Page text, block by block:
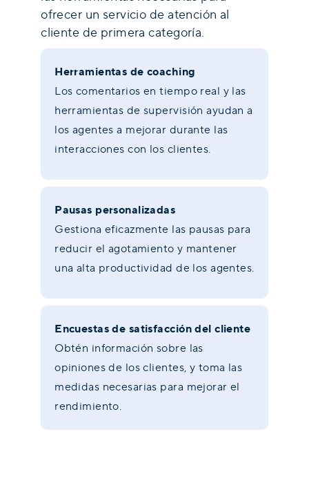
ofrecer un servicio de atención al
cliente de primera categoría.
Herramientas de coaching
Los comentarios en tiempo real y las
herramientas de supervisión ayudan a
los agentes a mejorar durante las
interacciones con los clientes.
Pausas personalizadas
Gestiona eficazmente las pausas para
reducir el agotamiento y mantener
una alta productividad de los agentes.
Encuestas de satisfacción del cliente
Obtén información sobre las
opiniones de los clientes, y toma las
medidas necesarias para mejorar el
rendimiento.